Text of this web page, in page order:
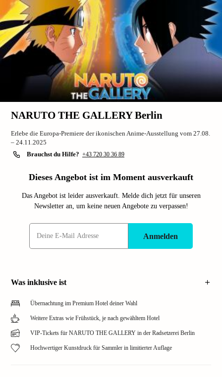
NARUTO THE GALLERY Berlin
Erlebe die Europa-Premiere der ikonischen Anime-Ausstellung vom 27.08.
– 24.11.2025
Brauchst du Hilfe? +43 720 30 36 89
Dieses Angebot ist im Moment ausverkauft
Das Angebot ist leider ausverkauft. Melde dich jetzt für unseren
Newsletter an, um keine neuen Angebote zu verpassen!
Anmelden
Was inklusive ist
Übernachtung im Premium Hotel deiner Wahl
Weitere Extras wie Frühstück, je nach gewähltem Hotel
VIP-Tickets für NARUTO THE GALLERY in der Radsetzerei Berlin
Hochwertiger Kunstdruck für Sammler in limitierter Auflage